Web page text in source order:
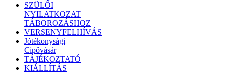
SZÜLŐI
NYILATKOZAT
TÁBOROZÁSHOZ
VERSENYFELHÍVÁS
Jótékonysági
Cipővásár
TÁJÉKOZTATÓ
KIÁLLÍTÁS